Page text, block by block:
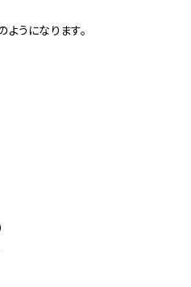
で避けるべき3つの落とし穴
の集客力を最大化する
環
ル業界への影響
うになります。